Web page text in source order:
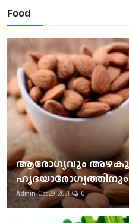
Food
ആരോഗ്യവും അഴകും
ഹൃദയാരോഗ്യത്തിനും
Admin Oct 29, 2021 0